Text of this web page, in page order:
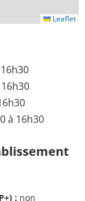
Leaflet
à 16h30
: non